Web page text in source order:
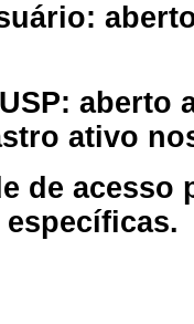
aberto
ativo
de